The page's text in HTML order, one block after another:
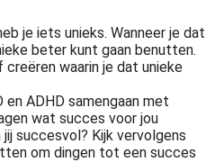
je iets unieks. Wanneer je dat
beter kunt gaan benutten.
waarin je dat unieke
ADHD samengaan met
wat succes voor jou
succesvol? Kijk vervolgens
om dingen tot een succes